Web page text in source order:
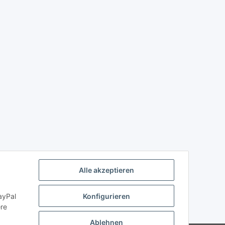
Alle akzeptieren
Konfigurieren
Ablehnen